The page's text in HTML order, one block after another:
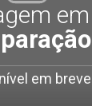
em
em breve